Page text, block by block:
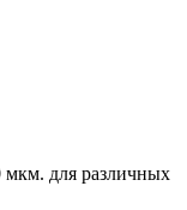
мкм. для различных